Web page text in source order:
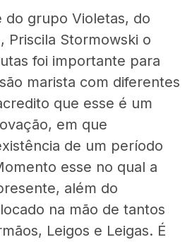
do grupo Violetas, do
Priscila Stormowski o
foi importante para
marista com diferentes
que esse é um
em que
de um período
esse no qual a
além do
na mão de tantos
Leigos e Leigas. É